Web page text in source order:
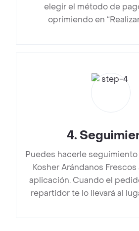
elegir el método de
oprimiendo en
4.
Puedes hacerle
Kosher Arándanos Frescos
aplicación. Cuando el
repartidor te lo llevará al